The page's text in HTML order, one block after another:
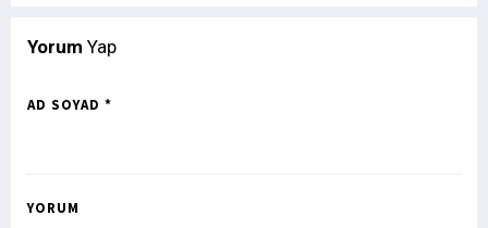
Yorum Yap
AD SOYAD *
YORUM